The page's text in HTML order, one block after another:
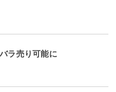
ラ売り可能に